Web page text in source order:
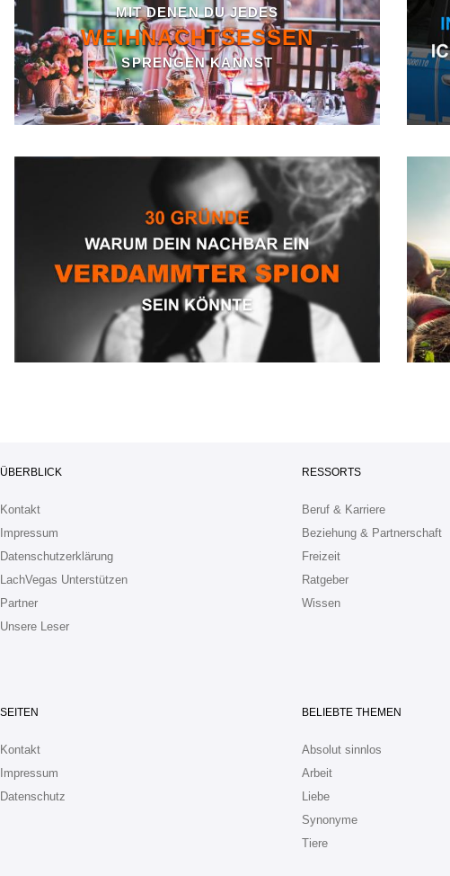
MIT DENEN DU JEDES
WEIHNACHTSESSEN
SPRENGEN KANNST
ÜBERBLICK
Kontakt
Impressum
Datenschutzerklärung
LachVegas Unterstützen
Partner
Unsere Leser
RESSORTS
Beruf & Karriere
Beziehung & Partnerschaft
Freizeit
Ratgeber
Wissen
SEITEN
Kontakt
Impressum
Datenschutz
BELIEBTE THEMEN
Absolut sinnlos
Arbeit
Liebe
Synonyme
Tiere